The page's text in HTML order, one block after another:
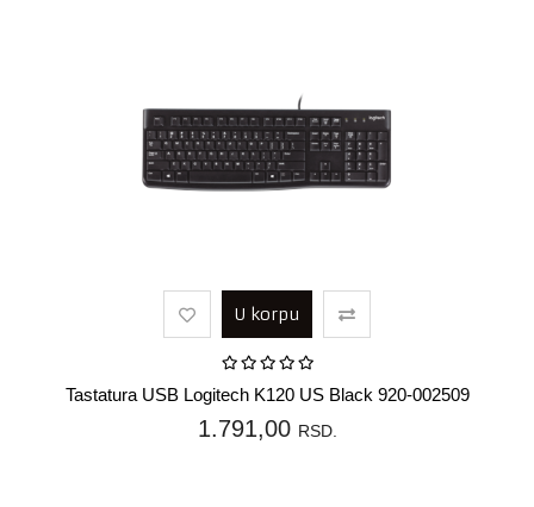
U korpu
Tastatura USB Logitech K120 US Black 920-002509
1.791,00 RSD.